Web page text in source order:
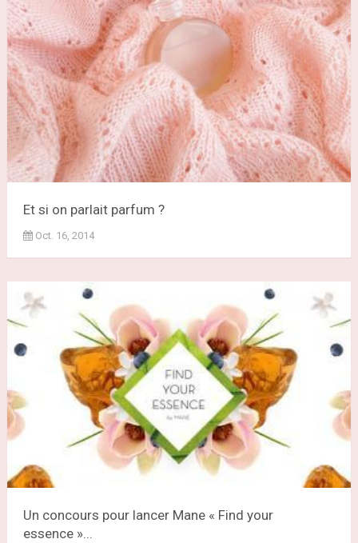
Et si on parlait parfum ?
Oct. 16, 2014
Un concours pour lancer Mane « Find your
essence »...